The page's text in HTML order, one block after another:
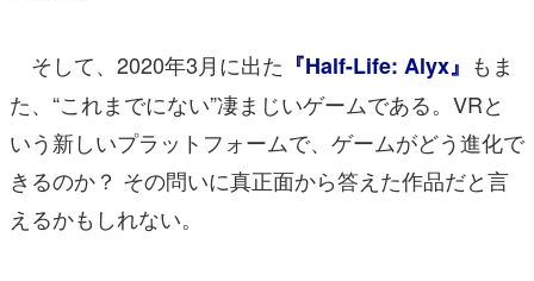
そして、2020年3月に出た 『Half-Life: Alyx』 もま
た、“これまでにない”凄まじいゲームである。VRと
いう新しいプラットフォームで、ゲームがどう進化で
きるのか？ その問いに真正面から答えた作品だと言
えるかもしれない。